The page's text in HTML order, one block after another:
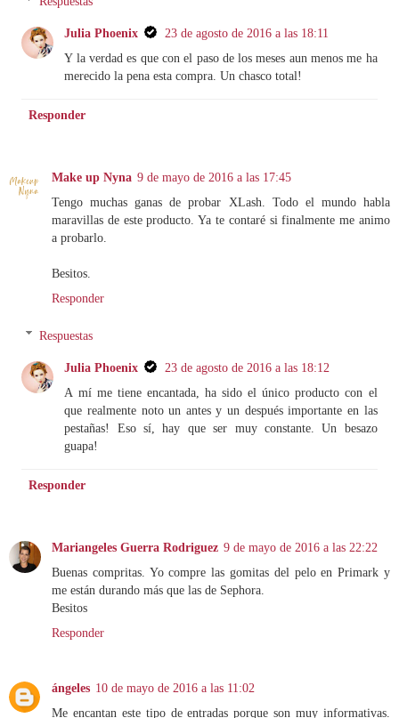
Julia Phoenix
23 de agosto de 2016 a las 18:11
Y la verdad es que con el paso de los meses aun menos me ha
merecido la pena esta compra. Un chasco total!
Responder
Make up Nyna 9 de mayo de 2016 a las 17:45
Tengo muchas ganas de probar XLash. Todo el mundo habla
maravillas de este producto. Ya te contaré si finalmente me animo
a probarlo.
Besitos.
Responder
Respuestas
Julia Phoenix
23 de agosto de 2016 a las 18:12
A mí me tiene encantada, ha sido el único producto con el
que realmente noto un antes y un después importante en las
pestañas! Eso sí, hay que ser muy constante. Un besazo
guapa!
Responder
Mariangeles Guerra Rodriguez 9 de mayo de 2016 a las 22:22
Buenas compritas. Yo compre las gomitas del pelo en Primark y
me están durando más que las de Sephora.
Besitos
Responder
ángeles 10 de mayo de 2016 a las 11:02
Me encantan este tipo de entradas porque son muy informativas.